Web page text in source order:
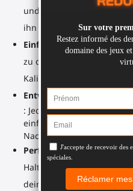
und SMGs. Füge einen
ihn für Schüsse auf
Einfach zu lernen, aber
zu deinem Gunstock und
Kalibrierung.
Entwickle dein
: Jedes Mal, wenn du
einfacher es ist, einen
Nachladen schnell
Perfektes Tracking: Die
Halterungen sorgen für
deinem PlayStation VR 2-